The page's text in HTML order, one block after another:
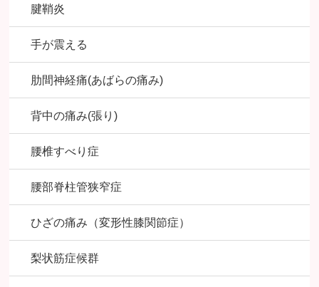
腱鞘炎
手が震える
肋間神経痛(あばらの痛み)
背中の痛み(張り)
腰椎すべり症
腰部脊柱管狭窄症
ひざの痛み（変形性膝関節症）
梨状筋症候群